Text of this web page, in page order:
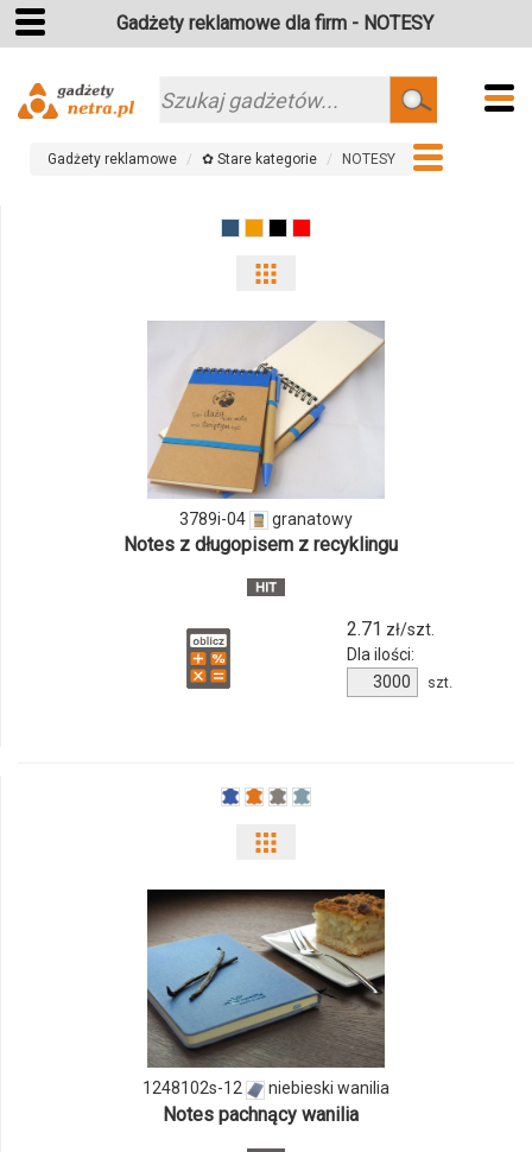
Gadżety reklamowe dla firm - NOTESY
Szukaj
Gadżety reklamowe ✿ Stare kategorie NOTESY
odmiany
i
ilości
produktu
3789i-
04
3789i-04 granatowy
Notes z długopisem z recyklingu
2.71 zł/szt.
Dla ilości:
Ilość
produktu
szt.
odmiany
i
ilości
produktu
1248102s-
12
1248102s-12 niebieski wanilia
Notes pachnący wanilia